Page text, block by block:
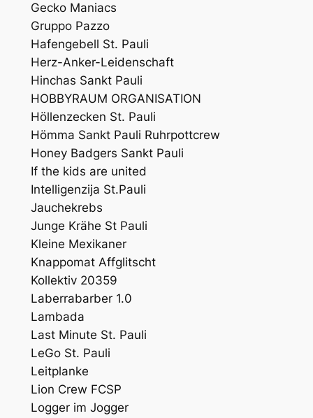
Gecko Maniacs
Gruppo Pazzo
Hafengebell St. Pauli
Herz-Anker-Leidenschaft
Hinchas Sankt Pauli
HOBBYRAUM ORGANISATION
Höllenzecken St. Pauli
Hömma Sankt Pauli Ruhrpottcrew
Honey Badgers Sankt Pauli
If the kids are united
Intelligenzija St.Pauli
Jauchekrebs
Junge Krähe St Pauli
Kleine Mexikaner
Knappomat Affglitscht
Kollektiv 20359
Laberrabarber 1.0
Lambada
Last Minute St. Pauli
LeGo St. Pauli
Leitplanke
Lion Crew FCSP
Logger im Jogger